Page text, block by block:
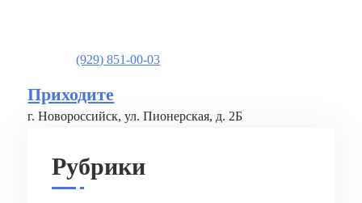
(929) 851-00-03
Приходите
г. Новороссийск, ул. Пионерская, д. 2Б
Рубрики